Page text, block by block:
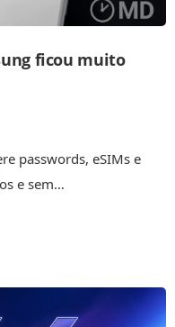
ficou muito
passwords, eSIMs e
e sem…